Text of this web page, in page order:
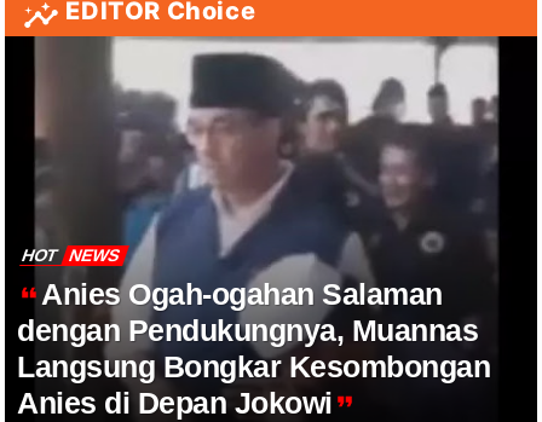
EDITOR Choice
HOT NEWS
Anies Ogah-ogahan Salaman
dengan Pendukungnya, Muannas
Langsung Bongkar Kesombongan
Anies di Depan Jokowi